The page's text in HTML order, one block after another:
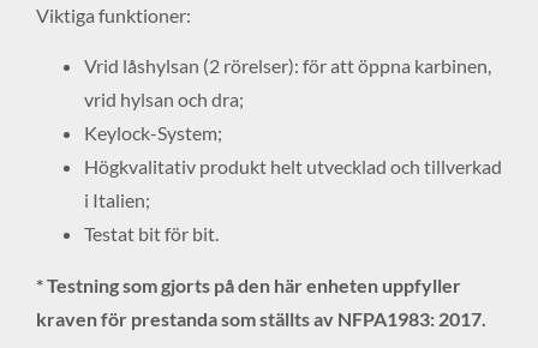
Viktiga funktioner:
Vrid låshylsan (2 rörelser): för att öppna karbinen,
vrid hylsan och dra;
Keylock-System;
Högkvalitativ produkt helt utvecklad och tillverkad
i Italien;
Testat bit för bit.
* Testning som gjorts på den här enheten uppfyller
kraven för prestanda som ställts av NFPA1983: 2017.